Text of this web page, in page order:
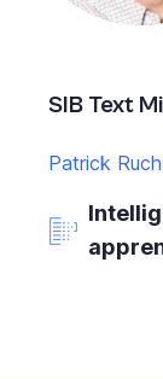
SIB Text
Patrick